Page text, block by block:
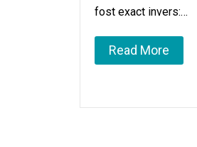
fost exact invers:…
Read More